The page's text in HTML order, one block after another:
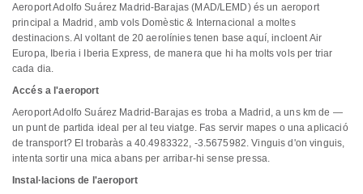
Aeroport Adolfo Suárez Madrid-Barajas (MAD/LEMD) és un aeroport
principal a Madrid, amb vols Domèstic & Internacional a moltes
destinacions. Al voltant de 20 aerolínies tenen base aquí, incloent Air
Europa, Iberia i Iberia Express, de manera que hi ha molts vols per triar
cada dia.
Accés a l'aeroport
Aeroport Adolfo Suárez Madrid-Barajas es troba a Madrid, a uns km de —
un punt de partida ideal per al teu viatge. Fas servir mapes o una aplicació
de transport? El trobaràs a 40.4983322, -3.5675982. Vinguis d'on vinguis,
intenta sortir una mica abans per arribar-hi sense pressa.
Instal·lacions de l'aeroport